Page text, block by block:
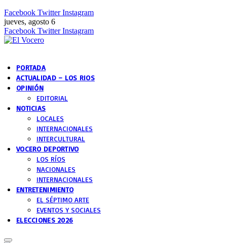
Facebook Twitter Instagram
jueves, agosto 6
Facebook Twitter Instagram
PORTADA
ACTUALIDAD – LOS RIOS
OPINIÓN
EDITORIAL
NOTICIAS
LOCALES
INTERNACIONALES
INTERCULTURAL
VOCERO DEPORTIVO
LOS RÍOS
NACIONALES
INTERNACIONALES
ENTRETENIMIENTO
EL SÉPTIMO ARTE
EVENTOS Y SOCIALES
ELECCIONES 2026